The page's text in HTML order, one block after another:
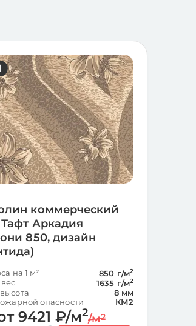
коммерческий
Аркадия
850, дизайн
на 1 м² 850 г/м2
1635 г/м2
8 мм
опасности
КМ2
9421 ₽/м2/м2